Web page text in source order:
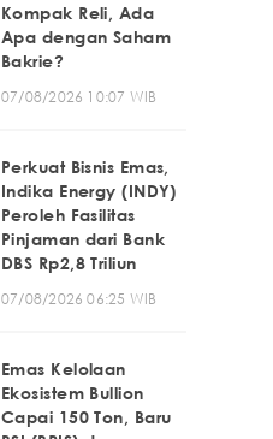
Kompak Reli, Ada
Apa dengan Saham
Bakrie?
07/08/2026 10:07 WIB
Perkuat Bisnis Emas,
Indika Energy (INDY)
Peroleh Fasilitas
Pinjaman dari Bank
DBS Rp2,8 Triliun
07/08/2026 06:25 WIB
Emas Kelolaan
Ekosistem Bullion
Capai 150 Ton, Baru